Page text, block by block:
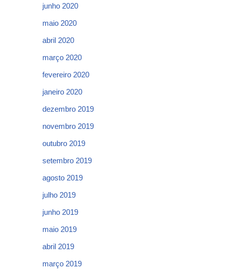
junho 2020
maio 2020
abril 2020
março 2020
fevereiro 2020
janeiro 2020
dezembro 2019
novembro 2019
outubro 2019
setembro 2019
agosto 2019
julho 2019
junho 2019
maio 2019
abril 2019
março 2019